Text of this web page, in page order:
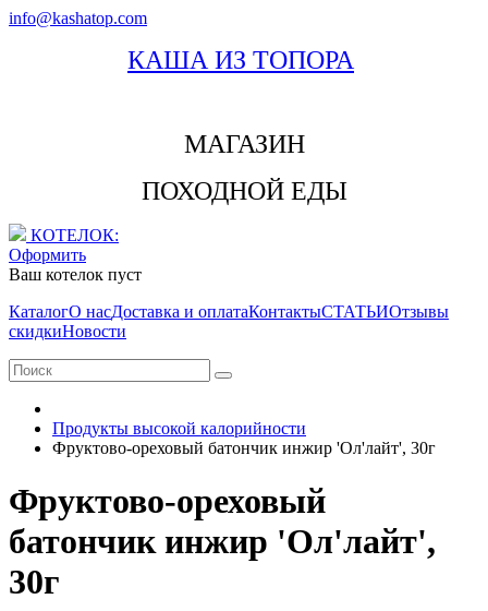
info@kashatop.com
КАША ИЗ ТОПОРА
МАГАЗИН
ПОХОДНОЙ ЕДЫ
КОТЕЛОК:
Оформить
Ваш котелок пуст
КаталогО насДоставка и оплатаКонтактыСТАТЬИОтзывы
скидкиНовости
Продукты высокой калорийности
Фруктово-ореховый батончик инжир 'Ол'лайт', 30г
Фруктово-ореховый
батончик инжир 'Ол'лайт',
30г